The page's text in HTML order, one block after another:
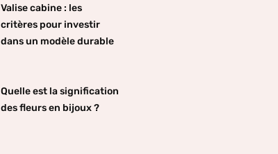
Valise cabine : les
critères pour investir
dans un modèle durable
Quelle est la signification
des fleurs en bijoux ?